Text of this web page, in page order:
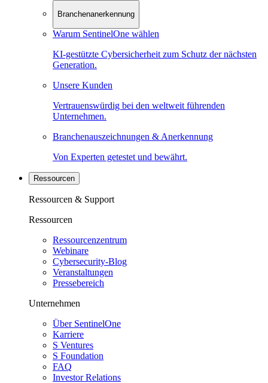
Branchenanerkennung
Warum SentinelOne wählen
KI-gestützte Cybersicherheit zum Schutz der nächsten
Generation.
Unsere Kunden
Vertrauenswürdig bei den weltweit führenden
Unternehmen.
Branchenauszeichnungen & Anerkennung
Von Experten getestet und bewährt.
Ressourcen
Ressourcen & Support
Ressourcen
Ressourcenzentrum
Webinare
Cybersecurity-Blog
Veranstaltungen
Pressebereich
Unternehmen
Über SentinelOne
Karriere
S Ventures
S Foundation
FAQ
Investor Relations